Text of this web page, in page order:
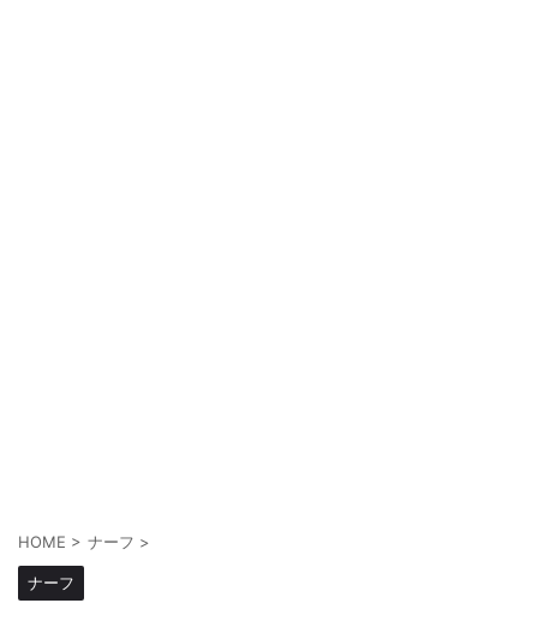
HOME > ナーフ >
ナーフ